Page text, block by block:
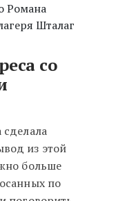
Романа
Шталаг
со
сделала
из этой
больше
по